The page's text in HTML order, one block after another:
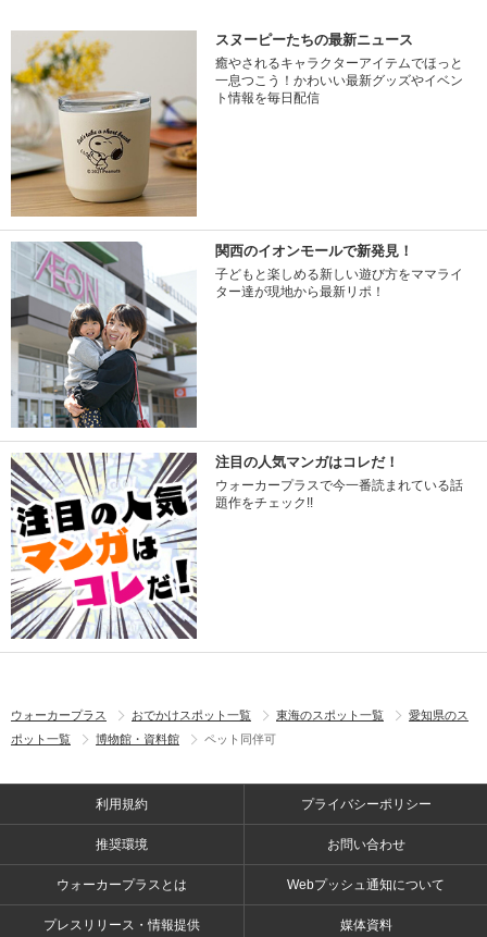
スヌーピーたちの最新ニュース
癒やされるキャラクターアイテムでほっと
一息つこう！かわいい最新グッズやイベン
ト情報を毎日配信
関西のイオンモールで新発見！
子どもと楽しめる新しい遊び方をママライ
ター達が現地から最新リポ！
注目の人気マンガはコレだ！
ウォーカープラスで今一番読まれている話
題作をチェック!!
ウォーカープラス おでかけスポット一覧 東海のスポット一覧
愛知県のス
ポット一覧
博物館・資料館 ペット同伴可
利用規約 プライバシーポリシー
推奨環境 お問い合わせ
ウォーカープラスとは Webプッシュ通知について
プレスリリース・情報提供 媒体資料